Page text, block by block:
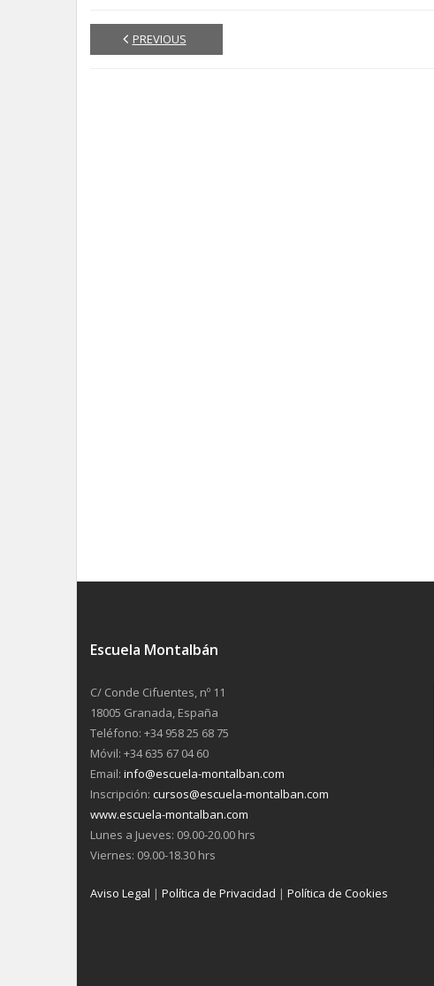
PREVIOUS
Escuela Montalbán
C/ Conde Cifuentes, nº 11
18005 Granada, España
Teléfono: +34 958 25 68 75
Móvil: +34 635 67 04 60
Email: info@escuela-montalban.com
Inscripción: cursos@escuela-montalban.com
www.escuela-montalban.com
Lunes a Jueves: 09.00-20.00 hrs
Viernes: 09.00-18.30 hrs
Aviso Legal | Política de Privacidad | Política de Cookies